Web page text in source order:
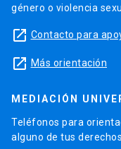
género o violencia
launch Contacto para
launch Más orientación
MEDIACIÓN
Teléfonos para
alguno de tus